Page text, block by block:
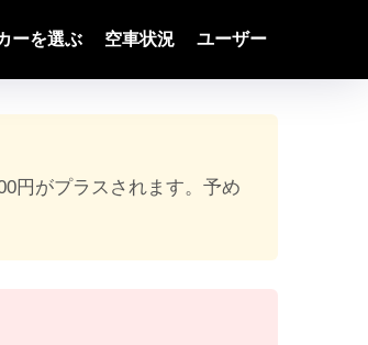
ーを選ぶ 空車状況 ユーザー
円がプラスされます。予め